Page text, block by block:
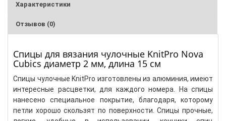
Характеристики
Отзывов (0)
Спицы для вязания чулочные KnitPro Nova
Cubics диаметр 2 мм, длина 15 см
Спицы чулочные KnitPro изготовлены из алюминия, имеют
интересные расцветки, для каждого номера. На спицы
нанесено специальное покрытие, благодаря, которому
петли хорошо скользят по поверхности. Спицы прочные,